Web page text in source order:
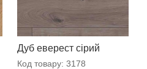
Дуб еверест сірий
Код товару: 3178